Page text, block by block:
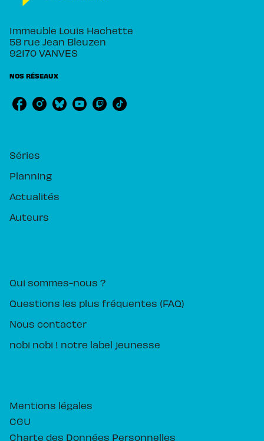
Immeuble Louis Hachette
58 rue Jean Bleuzen
92170 VANVES
NOS RÉSEAUX
Séries
Planning
Actualités
Auteurs
Qui sommes-nous ?
Questions les plus fréquentes (FAQ)
Nous contacter
nobi nobi ! notre label jeunesse
Mentions légales
CGU
Charte des Données Personnelles